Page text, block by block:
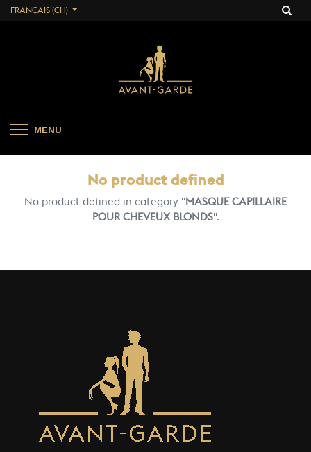
FRANÇAIS (CH)
MENU
No product defined
No product defined in category " MASQUE CAPILLAIRE
POUR CHEVEUX BLONDS".